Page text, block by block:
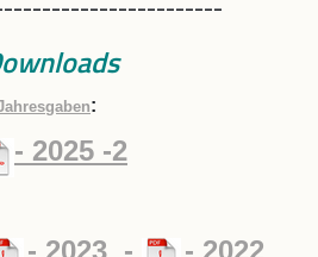
:
- 2025 -2